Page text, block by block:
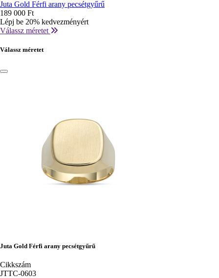
Juta Gold Férfi arany pecsétgyűrű
189 000 Ft
Lépj be 20% kedvezményért
Válassz méretet
Válassz méretet
Juta Gold Férfi arany pecsétgyűrű
Cikkszám
JTTC-0603